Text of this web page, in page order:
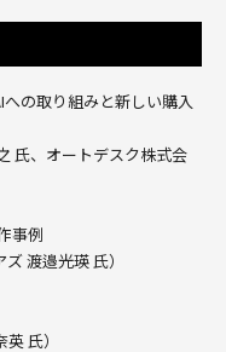
の取り組みと新しい購入
氏、オートデスク株式会
事例
渡邉光瑛 氏）
氏）